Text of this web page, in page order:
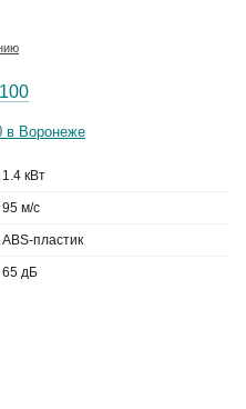
1.4 кВт
95 м/с
ABS-пластик
65 дБ